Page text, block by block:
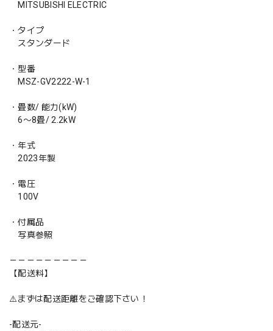
MITSUBISHI ELECTRIC
・タイプ
スタンダード
・型番
MSZ-GV2222-W-1
・畳数/ 能力(kW)
6〜8畳/ 2.2kW
・年式
2023年製
・電圧
100V
・付属品
写真参照
－－－－－－－－－
【配送料】
⚠️まずは配送距離をご確認下さい！
-配送元-